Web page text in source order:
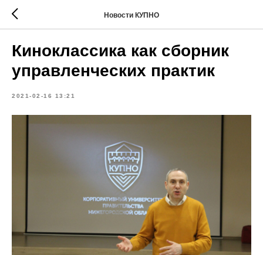
Новости КУПНО
Киноклассика как сборник
управленческих практик
2021-02-16 13:21